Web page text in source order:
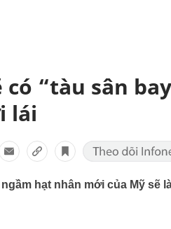
có “tàu sân
lái
hạt nhân mới của Mỹ sẽ